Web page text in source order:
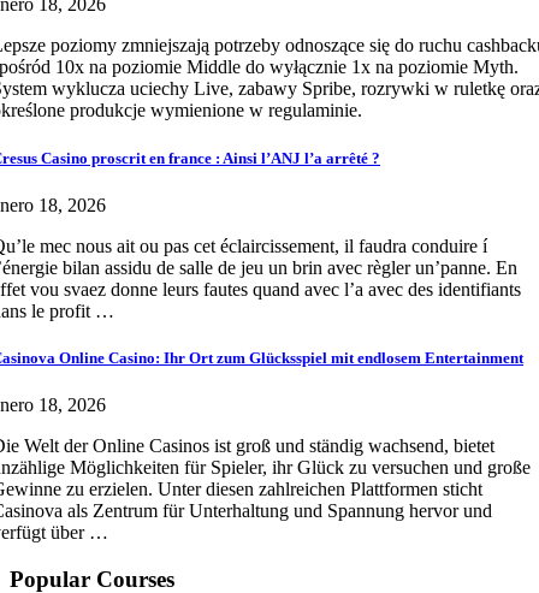
18, 2026
poziomy zmniejszają potrzeby odnoszące się do ruchu
10x na poziomie Middle do wyłącznie 1x na poziomie Myth.
wyklucza uciechy Live, zabawy Spribe, rozrywki w ruletkę
produkcje wymienione w regulaminie.
Casino proscrit en france : Ainsi l’ANJ l’a arrêté ?
18, 2026
mec nous ait ou pas cet éclaircissement, il faudra conduire í
bilan assidu de salle de jeu un brin avec règler un’panne. En
vou svaez donne leurs fautes quand avec l’a avec des identifiants
le profit …
Online Casino: Ihr Ort zum Glücksspiel mit endlosem Entertainment
18, 2026
Welt der Online Casinos ist groß und ständig wachsend, bietet
Möglichkeiten für Spieler, ihr Glück zu versuchen und große
zu erzielen. Unter diesen zahlreichen Plattformen sticht
als Zentrum für Unterhaltung und Spannung hervor und
über …
Popular Courses